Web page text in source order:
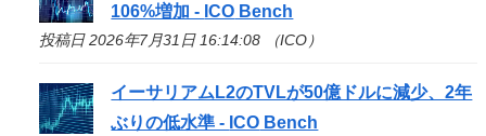
106%増加 - ICO Bench
投稿日 2026年7月31日 16:14:08 （ICO）
イーサリアムL2のTVLが50億ドルに減少、2年
ぶりの低水準 - ICO Bench